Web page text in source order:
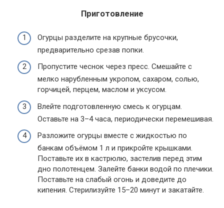
Приготовление
Огурцы разделите на крупные брусочки,
предварительно срезав попки.
Пропустите чеснок через пресс. Смешайте с
мелко нарубленным укропом, сахаром, солью,
горчицей, перцем, маслом и уксусом.
Влейте подготовленную смесь к огурцам.
Оставьте на 3–4 часа, периодически перемешивая.
Разложите огурцы вместе с жидкостью по
банкам объёмом 1 л и прикройте крышками.
Поставьте их в кастрюлю, застелив перед этим
дно полотенцем. Залейте банки водой по плечики.
Поставьте на слабый огонь и доведите до
кипения. Стерилизуйте 15–20 минут и закатайте.